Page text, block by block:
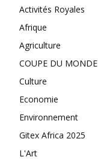
Activités Royales
Afrique
Agriculture
COUPE DU MONDE
Culture
Economie
Environnement
Gitex Africa 2025
L'Art